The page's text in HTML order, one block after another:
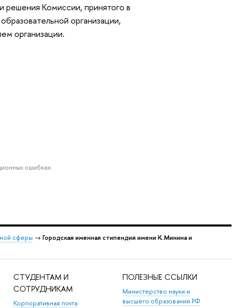
решения Комиссии, принятого в
организации,
организации.
ошибках.
сферы → Городская именная стипендия имени К.Минина и
СТУДЕНТАМ И
СОТРУДНИКАМ
Корпоративная почта
ПОЛЕЗНЫЕ ССЫЛКИ
Министерство науки и
высшего образования РФ